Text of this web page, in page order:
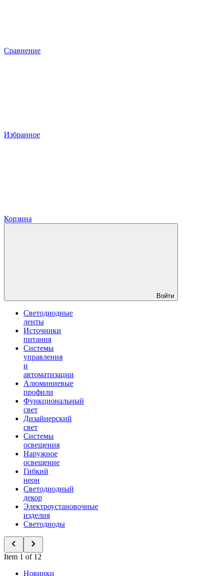
Сравнение
Избранное
Корзина
Войти
Светодиодные
ленты
Источники
питания
Системы
управления
и
автоматизации
Алюминиевые
профили
Функциональный
свет
Дизайнерский
свет
Системы
освещения
Наружное
освещение
Гибкий
неон
Светодиодный
декор
Электроустановочные
изделия
Светодиоды
Item 1 of 12
Новинки